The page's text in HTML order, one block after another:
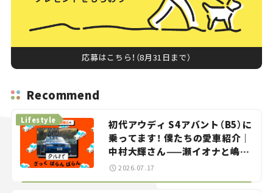
応募はこちら！（8月31日まで）
Recommend
初代アウディ S4アバント（B5）に
乗ってます！ 僕たちの愛車紹介｜
中村大輝さん——瀬イオナと嶋田
智之の「クルマでざっくばらんば
Lifestyle
2026.07.17